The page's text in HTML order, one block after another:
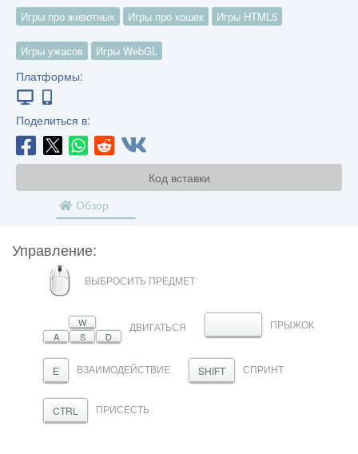
Игры про животных Игры про кошек Игры HTML5
Игры ужасов Игры WebGL
Платформы:
Поделиться в:
Код вставки
Обзор
Управление:
МЫШЬ
ВЫБРОСИТЬ ПРЕДМЕТ
W
A
S D
ДВИГАТЬСЯ ПРОБЕЛПРЫЖОК
E ВЗАИМОДЕЙСТВИЕ SHIFT СПРИНТ
CTRL ПРИСЕСТЬ